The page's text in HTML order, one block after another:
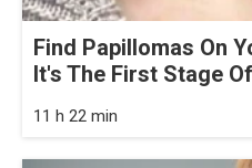
Find Papillomas On
It's The First Stage
11 h 22 min